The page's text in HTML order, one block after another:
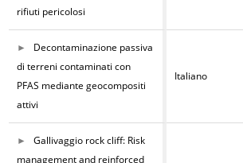
rifiuti pericolosi
Decontaminazione passiva
di terreni contaminati con
PFAS mediante geocompositi
attivi
Italiano
Gallivaggio rock cliff: Risk
management and reinforced